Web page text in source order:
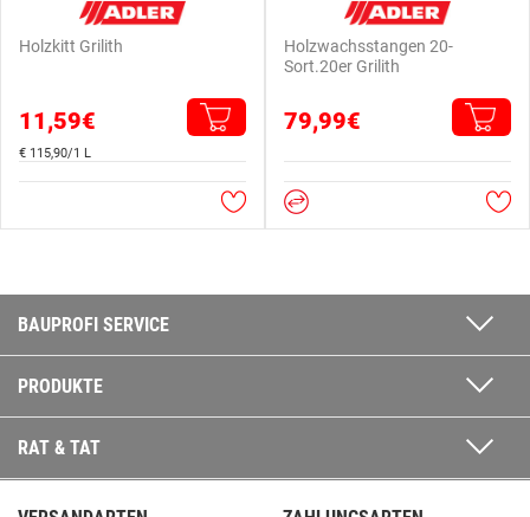
Holzkitt Grilith
11,59€
€ 115,90/1 L
Holzwachsstangen 20-
Sort.20er Grilith
79,99€
BAUPROFI SERVICE
PRODUKTE
RAT & TAT